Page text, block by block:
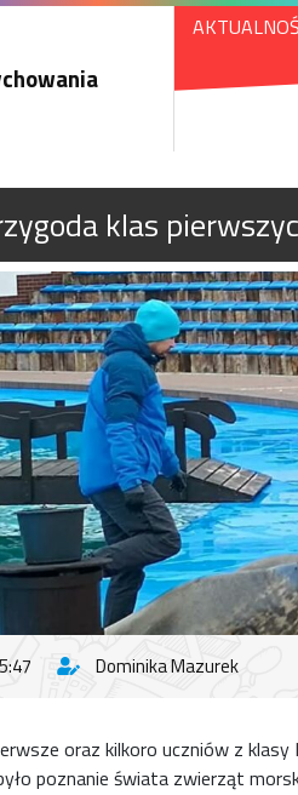
klas
Dominika Mazurek
oraz kilkoro uczniów z
poznanie świata zwierząt